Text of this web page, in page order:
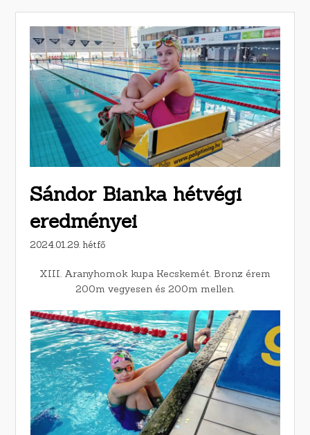
Sándor Bianka hétvégi
eredményei
2024.01.29. hétfő
XIII. Aranyhomok kupa Kecskemét. Bronz érem
200m vegyesen és 200m mellen.